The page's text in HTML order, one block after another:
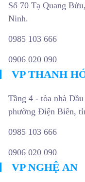
Số 70 Tạ Quang
Ninh.
0985 103 666
0906 020 090
VP THANH
Tầng 4 - tòa nhà
phường Điện Biên,
0985 103 666
0906 020 090
VP NGHỆ AN